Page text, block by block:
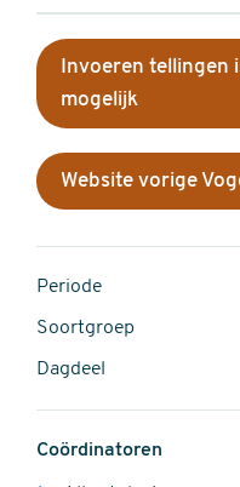
Invoeren tellingen
mogelijk
Website vorige
Periode
Soortgroep
Dagdeel
Coördinatoren